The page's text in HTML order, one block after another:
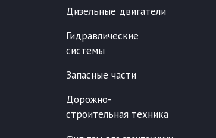
Дизельные двигатели
Гидравлические
системы
Запасные части
Дорожно-
строительная техника